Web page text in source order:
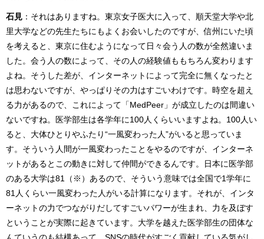
石見 ：それはありますね。東京女子医大に入って、順天堂大学や北
里大学などの先生たちにもよくお会いしたのですが、信州にいた頃
を考えると、東京に住むようになって日々会う人の数が全然違いま
した。会う人の数によって、その人の経験値ももちろん変わります
よね。そうした差が、インターネットによって完全に無くなったと
は思わないですが、やっぱりその力はすごいわけです。時空を超え
る力があるので、これによって「MedPeer」が成立したのは間違い
ないですね。医学部生は各学年に100人くらいいますよね。100人い
ると、大体ひとりやふたり“一風変わった人”がいると思っていま
す。そういう人間が一風変わったことをやるのですが、インターネ
ットがあるとこの動きに対して仲間ができるんです。日本に医学部
のある大学は81（※）あるので、そういう意味では全国で1学年に
81人くらい一風変わった人がいる計算になります。それが、インタ
ーネットの力でつながりだしてすごいパワーが生まれ、力を及ぼす
ということが実際に起きています。大学を越えた医学部生の団体な